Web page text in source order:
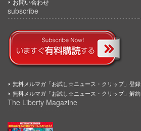
お問い合わせ
subscribe
無料メルマガ「お試し☆ニュース・クリップ」登録
無料メルマガ「お試し☆ニュース・クリップ」解約
The Liberty Magazine